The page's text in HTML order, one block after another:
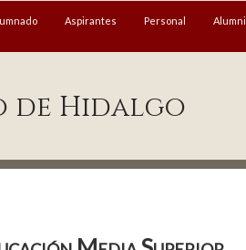
Aspirantes Personal Alumni
de Hidalgo